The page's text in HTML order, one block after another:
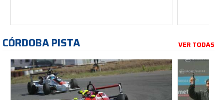
CÓRDOBA PISTA VER TODAS